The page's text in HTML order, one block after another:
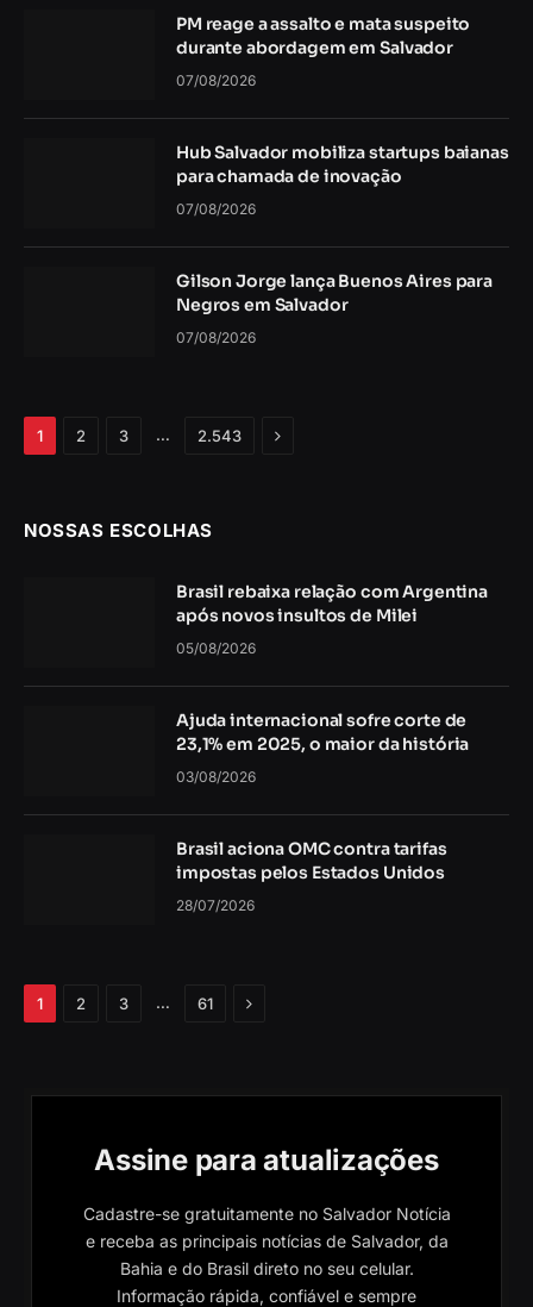
PM reage a assalto e mata suspeito
durante abordagem em Salvador
07/08/2026
Hub Salvador mobiliza startups baianas
para chamada de inovação
07/08/2026
Gilson Jorge lança Buenos Aires para
Negros em Salvador
07/08/2026
1 2 3 … 2.543 Próximo
NOSSAS ESCOLHAS
Brasil rebaixa relação com Argentina
após novos insultos de Milei
05/08/2026
Ajuda internacional sofre corte de
23,1% em 2025, o maior da história
03/08/2026
Brasil aciona OMC contra tarifas
impostas pelos Estados Unidos
28/07/2026
1 2 3 … 61 Próximo
Assine para atualizações
Cadastre-se gratuitamente no Salvador Notícia
e receba as principais notícias de Salvador, da
Bahia e do Brasil direto no seu celular.
Informação rápida, confiável e sempre